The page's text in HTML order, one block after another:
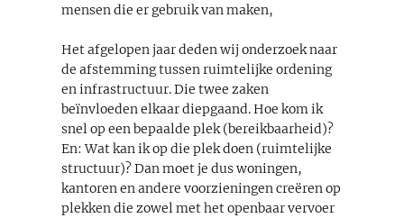
mensen die er gebruik van maken,
Het afgelopen jaar deden wij onderzoek naar
de afstemming tussen ruimtelijke ordening
en infrastructuur. Die twee zaken
beïnvloeden elkaar diepgaand. Hoe kom ik
snel op een bepaalde plek (bereikbaarheid)?
En: Wat kan ik op die plek doen (ruimtelijke
structuur)? Dan moet je dus woningen,
kantoren en andere voorzieningen creëren op
plekken die zowel met het openbaar vervoer